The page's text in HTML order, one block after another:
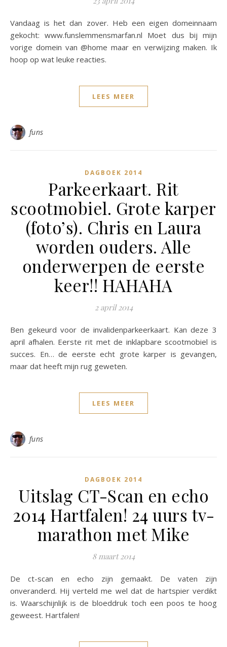
Vandaag is het dan zover. Heb een eigen domeinnaam
gekocht: www.funslemmensmarfan.nl Moet dus bij mijn
vorige domein van @home maar en verwijzing maken. Ik
hoop op wat leuke reacties.
LEES MEER
funs
DAGBOEK 2014
Parkeerkaart. Rit
scootmobiel. Grote karper
(foto’s). Chris en Laura
worden ouders. Alle
onderwerpen de eerste
keer!! HAHAHA
2 april 2014
Ben gekeurd voor de invalidenparkeerkaart. Kan deze 3
april afhalen. Eerste rit met de inklapbare scootmobiel is
succes. En… de eerste echt grote karper is gevangen,
maar dat heeft mijn rug geweten.
LEES MEER
funs
DAGBOEK 2014
Uitslag CT-Scan en echo
2014 Hartfalen! 24 uurs tv-
marathon met Mike
8 maart 2014
De ct-scan en echo zijn gemaakt. De vaten zijn
onveranderd. Hij verteld me wel dat de hartspier verdikt
is. Waarschijnlijk is de bloeddruk toch een poos te hoog
geweest. Hartfalen!